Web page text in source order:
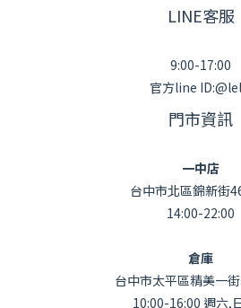
LINE客服
9:00-17:00
官方line
門市資訊
一中店
台中市北區錦新街
14:00-22:00
倉庫
台中市太平區精美一
10:00-16:00 週六,